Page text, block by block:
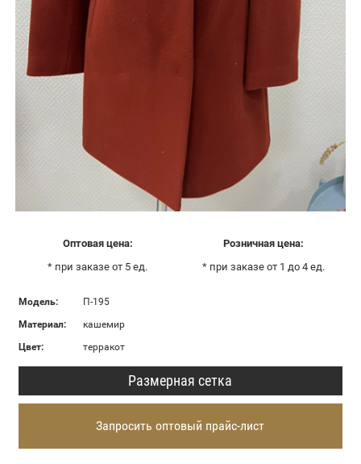
Оптовая цена:
* при заказе от 5 ед.
Розничная цена:
* при заказе от 1 до 4 ед.
Модель:
П-195
Материал:
кашемир
Цвет:
терракот
Размерная сетка
Запросить оптовый прайс-лист